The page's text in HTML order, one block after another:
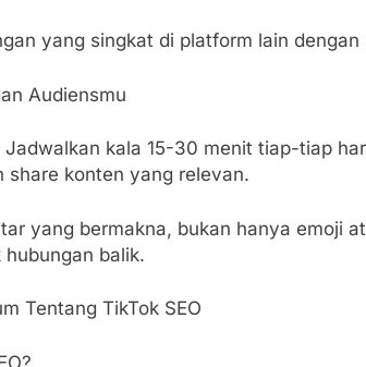
yang singkat di platform lain dengan
Audiensmu
Jadwalkan kala 15-30 menit tiap-tiap
share konten yang relevan.
yang bermakna, bukan hanya emoji
balik.
Tentang TikTok SEO